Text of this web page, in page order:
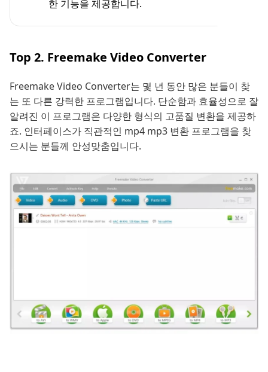
한 기능을 제공합니다.
Top 2. Freemake Video Converter
Freemake Video Converter는 몇 년 동안 많은 분들이 찾
는 또 다른 강력한 프로그램입니다. 단순함과 효율성으로 잘
알려진 이 프로그램은 다양한 형식의 고품질 변환을 제공하
죠. 인터페이스가 직관적인 mp4 mp3 변환 프로그램을 찾
으시는 분들께 안성맞춤입니다.